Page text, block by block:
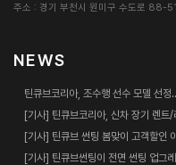
주소 : 경기 부천시 원미구 수도로 88-
NEWS
틴큐브코리아, 조수행 선수 모델 선
[기사] 틴큐브 썬팅 봄맞이 고객할인
[기사] 틴큐브썬팅이 전면 썬팅 업그